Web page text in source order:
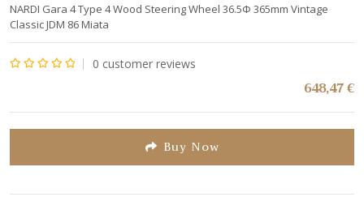
NARDI Gara 4 Type 4 Wood Steering Wheel 36.5Φ 365mm Vintage
Classic JDM 86 Miata
0 customer reviews
648,47€
Buy Now